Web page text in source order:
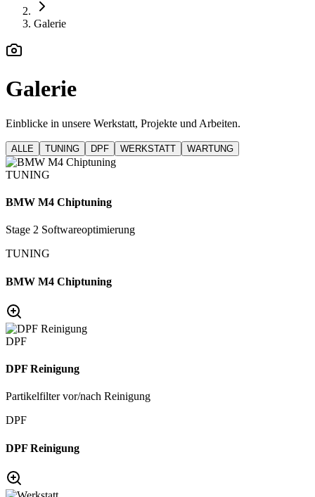
Galerie
Galerie
Einblicke in unsere Werkstatt, Projekte und Arbeiten.
ALLE TUNING DPF WERKSTATT WARTUNG
TUNING
BMW M4 Chiptuning
Stage 2 Softwareoptimierung
TUNING
BMW M4 Chiptuning
DPF
DPF Reinigung
Partikelfilter vor/nach Reinigung
DPF
DPF Reinigung